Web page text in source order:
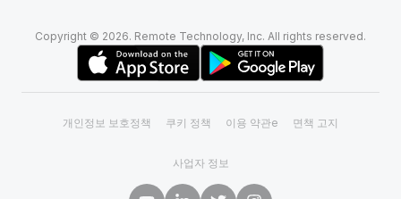
Copyright © 2026. Remote Technology, Inc. All rights reserved.
개인정보 보호정책 쿠키 정책 이용 약관e 면책 고지
사업자 정보